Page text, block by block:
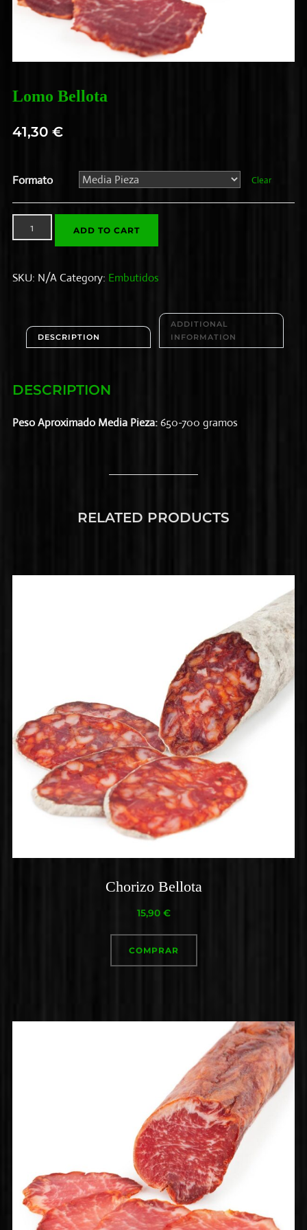
Lomo Bellota
41,30 €
Formato Clear
Lomo
Bellota
ADD TO CART
SKU: N/ACategory: Embutidos
DESCRIPTION
ADDITIONAL
INFORMATION
DESCRIPTION
Peso Aproximado Media Pieza:650-700 gramos
RELATED PRODUCTS
Chorizo Bellota
15,90 €
COMPRAR